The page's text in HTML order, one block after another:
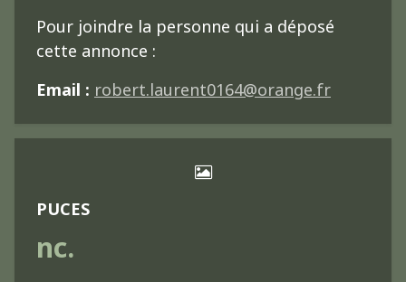
Pour joindre la personne qui a déposé
cette annonce :
Email : robert.laurent0164@orange.fr
PUCES
nc.